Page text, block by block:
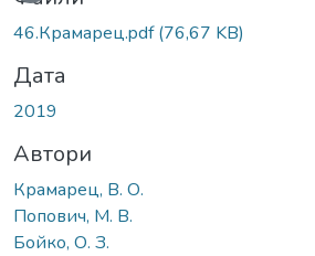
46.Крамарец.pdf(76,67 KB)
Дата
2019
Автори
Крамарец, В. О.
Попович, М. В.
Бойко, О. З.